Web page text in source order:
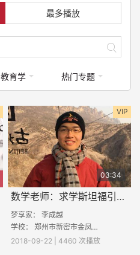
最多播放
教育学 热门专题
VIP
03:34
数学老师：求学斯坦福引发对教育的新思考
梦享家： 李成越
学校： 郑州市新密市金凤路初中
2018-09-22 | 4460 次播放